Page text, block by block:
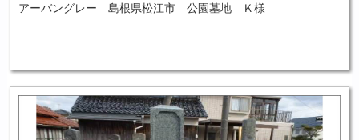
アーバングレー 島根県松江市 公園墓地 Ｋ様